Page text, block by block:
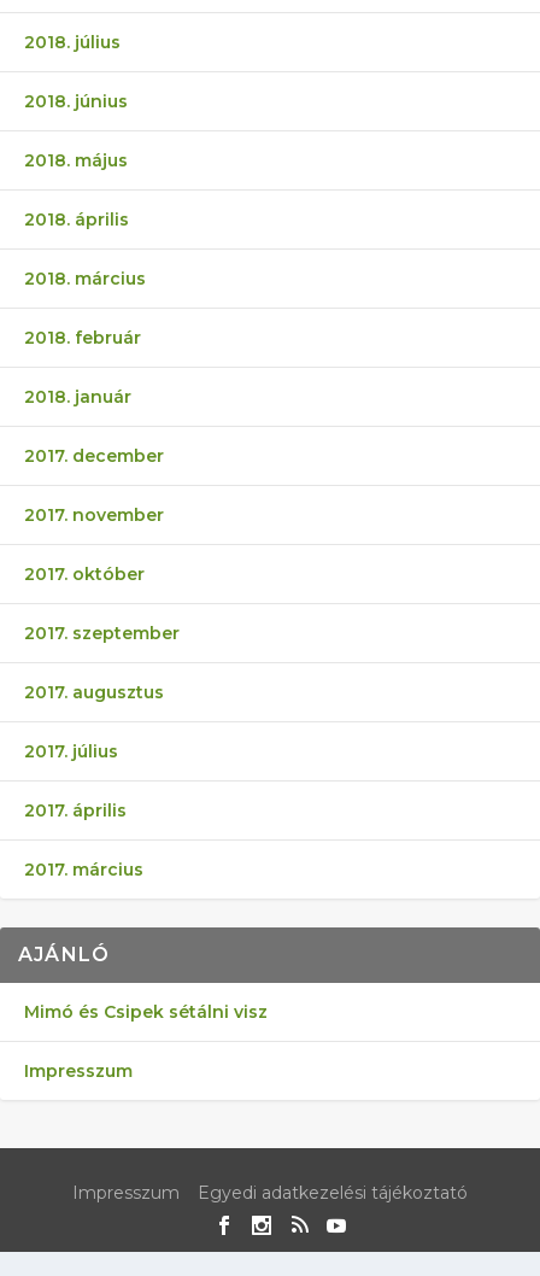
2018. július
2018. június
2018. május
2018. április
2018. március
2018. február
2018. január
2017. december
2017. november
2017. október
2017. szeptember
2017. augusztus
2017. július
2017. április
2017. március
AJÁNLÓ
Mimó és Csipek sétálni visz
Impresszum
Impresszum Egyedi adatkezelési tájékoztató